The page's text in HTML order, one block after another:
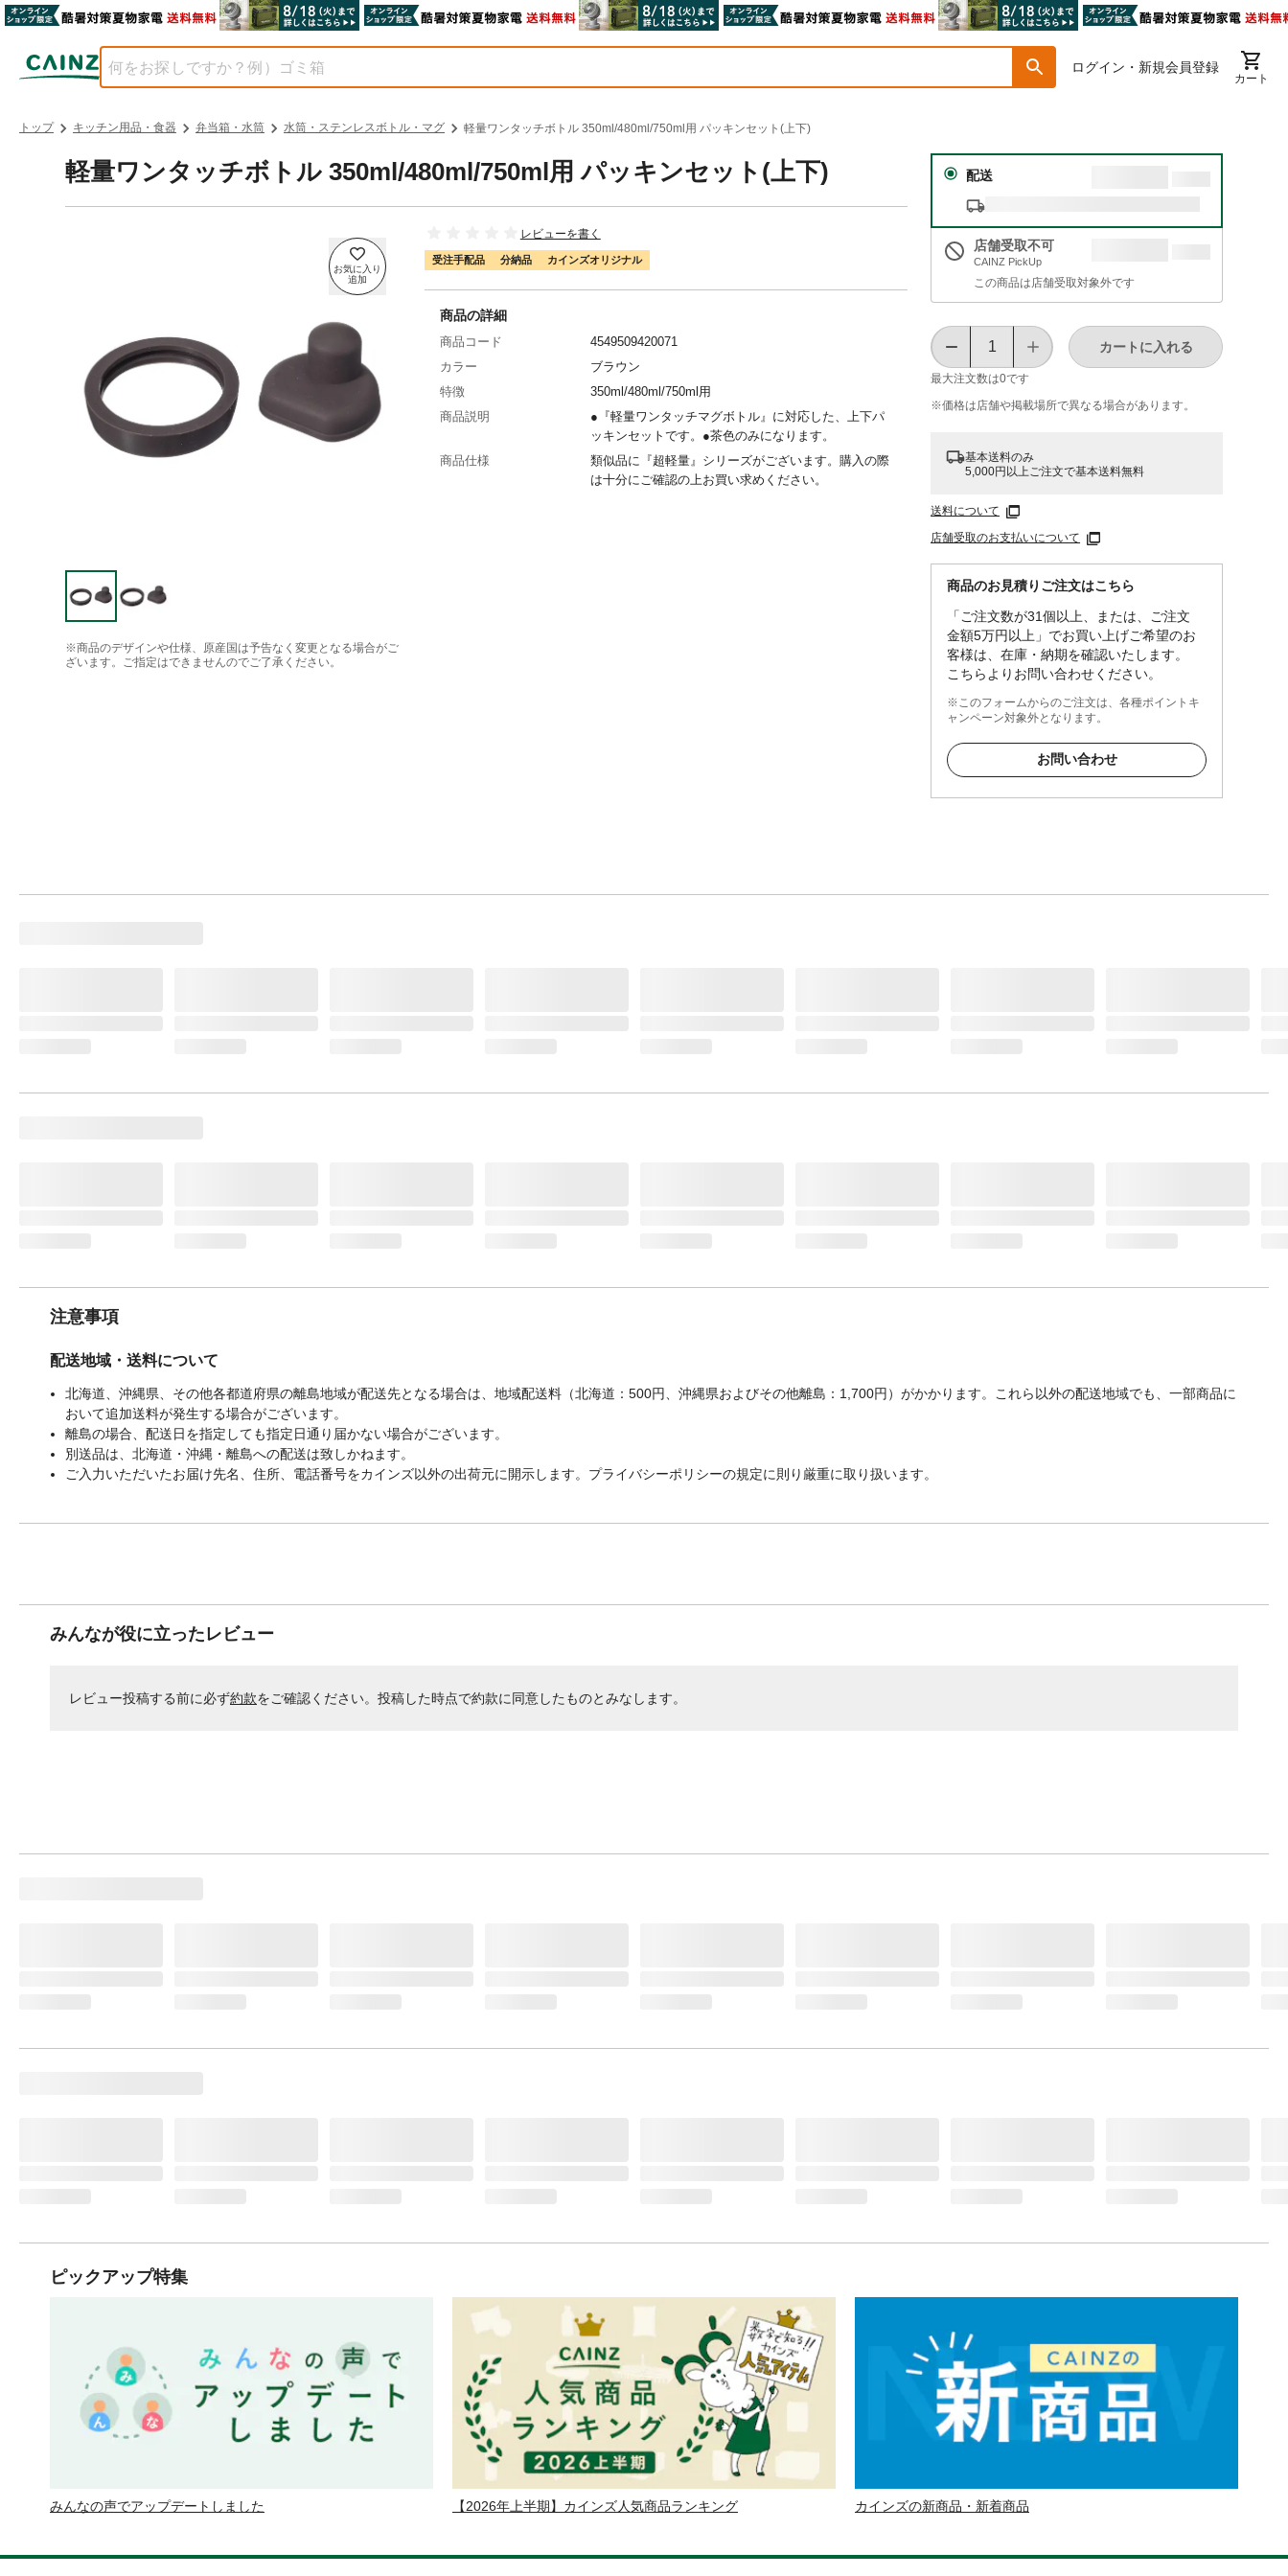
ログイン・新規会員登録
カート
トップ キッチン用品・食器 弁当箱・水筒 水筒・ステンレスボトル・マグ 軽量ワンタッチボトル 350ml/480ml/750ml用 パッキンセット(上下)
軽量ワンタッチボトル 350ml/480ml/750ml用 パッキンセット(上下)
※商品のデザインや仕様、原産国は予告なく変更となる場合がご
ざいます。ご指定はできませんのでご了承ください。
レビューを書く
受注手配品 分納品 カインズオリジナル
配送
店舗受取不可
CAINZ PickUp
この商品は店舗受取対象外です
最大注文数は0です
カートに入れる
※価格は​店舗や​掲載場所で​異なる​場合が​あります。
基本送料のみ
5,000円以上ご注文で基本送料無料
送料について
店舗受取のお支払いについて
商品のお見積りご注文はこちら
「ご注文数が31個以上、または、ご注文
金額5万円以上」でお買い上げご希望のお
客様は、在庫・納期を確認いたします。
こちらよりお問い合わせください。
※このフォームからのご注文は、各種ポイントキ
ャンペーン対象外となります。
お問い合わせ
商品の詳細
商品コード
4549509420071
カラー
ブラウン
特徴
350ml/480ml/750ml用
商品説明
●『軽量ワンタッチマグボトル』に対応した、上下パ
ッキンセットです。●茶色のみになります。
商品仕様
類似品に『超軽量』シリーズがございます。購入の際
は十分にご確認の上お買い求めください。
注意事項
配送地域・送料について
北海道、沖縄県、その他各都道府県の離島地域が配送先となる場合は、地域配送料（北海道：500円、沖縄県およびその他離島：1,700円）がかかります。これら以外の配送地域でも、一部商品に
おいて追加送料が発生する場合がございます。
離島の場合、配送日を指定しても指定日通り届かない場合がございます。
別送品は、北海道・沖縄・離島への配送は致しかねます。
ご入力いただいたお届け先名、住所、電話番号をカインズ以外の出荷元に開示します。プライバシーポリシーの規定に則り厳重に取り扱います。
みんなが役に立ったレビュー
レビュー投稿する前に必ず約款をご確認ください。投稿した時点で約款に同意したものとみなします。
ピックアップ特集
みんなの声でアップデートしました 【2026年上半期】カインズ人気商品ランキング カインズの新商品・新着商品